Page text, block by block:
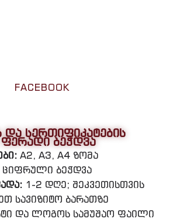
FACEBOOK
და სერთიფიკატების
ბეჭდვა
A2, A3, A4 ზომა
ციფრული ბეჭდვა
1-2 დღე; შეკვეთისთვის
სავიზიტო ბარათზე
და ლოგოს სამუშაო ფაილი